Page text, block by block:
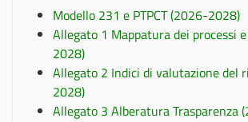
Modello 231 e PTPCT (2026-2028)
Allegato 1 Mappatura dei processi
2028)
Allegato 2 Indici di valutazione del
2028)
Allegato 3 Alberatura Trasparenza